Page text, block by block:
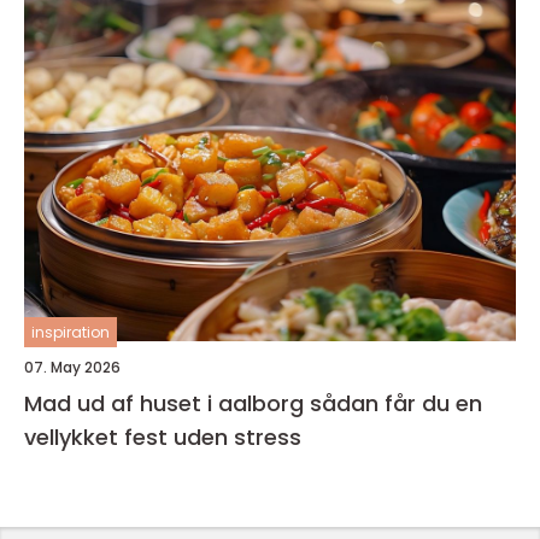
inspiration
07. May 2026
Mad ud af huset i aalborg sådan får du en
vellykket fest uden stress